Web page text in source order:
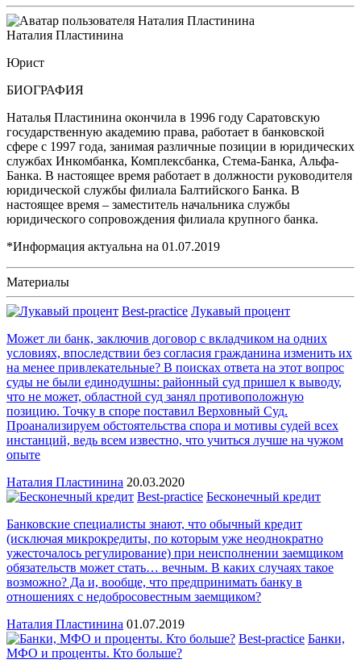
Наталия Пластинина
Юрист
БИОГРАФИЯ
Наталья Пластинина окончила в 1996 году Саратовскую
государственную академию права, работает в банковской
сфере с 1997 года, занимая различные позиции в юридических
службах Инкомбанка, Комплексбанка, Стема-Банка, Альфа-
Банка. В настоящее время работает в должности руководителя
юридической службы филиала Балтийского Банка. В
настоящее время – заместитель начальника службы
юридического сопровождения филиала крупного банка.
*Информация актуальна на 01.07.2019
Материалы
Best-practice Лукавый процент
Может ли банк, заключив договор с вкладчиком на одних
условиях, впоследствии без согласия гражданина изменить их
на менее привлекательные? В поисках ответа на этот вопрос
суды не были единодушны: районный суд пришел к выводу,
что не может, областной суд занял противоположную
позицию. Точку в споре поставил Верховный Суд.
Проанализируем обстоятельства спора и мотивы судей всех
инстанций, ведь всем известно, что учиться лучше на чужом
опыте
Наталия Пластинина 20.03.2020
Best-practice Бесконечный кредит
Банковские специалисты знают, что обычный кредит
(исключая микрокредиты, по которым уже неоднократно
ужесточалось регулирование) при неисполнении заемщиком
обязательств может стать… вечным. В каких случаях такое
возможно? Да и, вообще, что предпринимать банку в
отношениях с недобросовестным заемщиком?
Наталия Пластинина 01.07.2019
Best-practice Банки,
МФО и проценты. Кто больше?